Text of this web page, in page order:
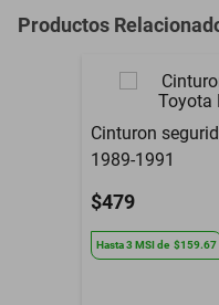
Marca
Modelo del Vehículo
Tipo De Refacción
Armadora
Productos
Cinturon
1989-1991
$479
Hasta3 MSIde $159.67